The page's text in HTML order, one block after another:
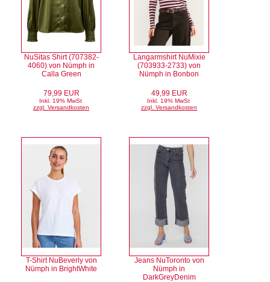
NuSitas Shirt (707382-
4060) von Nümph in
Calla Green
79,99 EUR
Inkl. 19% MwSt
zzgl. Versandkosten
Langarmshirt NuMixie
(703933-2733) von
Nümph in Bonbon
49,99 EUR
Inkl. 19% MwSt
zzgl. Versandkosten
T-Shirt NuBeverly von
Nümph in BrightWhite
Jeans NuToronto von
Nümph in
DarkGreyDenim